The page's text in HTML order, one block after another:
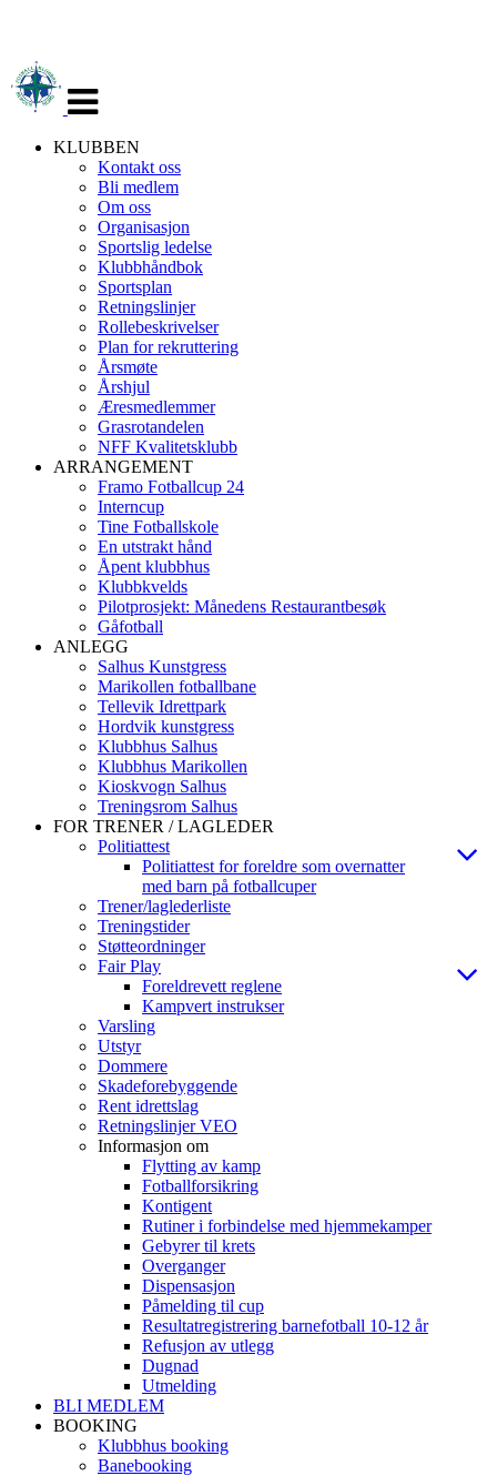
navigasjon
KLUBBEN
Kontakt oss
Bli medlem
Om oss
Organisasjon
Sportslig ledelse
Klubbhåndbok
Sportsplan
Retningslinjer
Rollebeskrivelser
Plan for rekruttering
Årsmøte
Årshjul
Æresmedlemmer
Grasrotandelen
NFF Kvalitetsklubb
ARRANGEMENT
Framo Fotballcup 24
Interncup
Tine Fotballskole
En utstrakt hånd
Åpent klubbhus
Klubbkvelds
Pilotprosjekt: Månedens Restaurantbesøk
Gåfotball
ANLEGG
Salhus Kunstgress
Marikollen fotballbane
Tellevik Idrettpark
Hordvik kunstgress
Klubbhus Salhus
Klubbhus Marikollen
Kioskvogn Salhus
Treningsrom Salhus
FOR TRENER / LAGLEDER
Politiattest
Politiattest for foreldre som overnatter
med barn på fotballcuper
Trener/laglederliste
Treningstider
Støtteordninger
Fair Play
Foreldrevett reglene
Kampvert instrukser
Varsling
Utstyr
Dommere
Skadeforebyggende
Rent idrettslag
Retningslinjer VEO
Informasjon om
Flytting av kamp
Fotballforsikring
Kontigent
Rutiner i forbindelse med hjemmekamper
Gebyrer til krets
Overganger
Dispensasjon
Påmelding til cup
Resultatregistrering barnefotball 10-12 år
Refusjon av utlegg
Dugnad
Utmelding
BLI MEDLEM
BOOKING
Klubbhus booking
Banebooking